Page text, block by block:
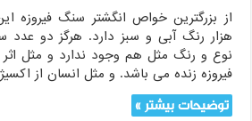
از بزرگترین خواص انگشتر سنگ
هزار رنگ آبی و سبز دارد. هرگز دو عدد
نوع و رنگ مثل هم وجود ندارد و مثل
فیروزه زنده می باشد. و مثل انسان از
توضیحات بیشتر »